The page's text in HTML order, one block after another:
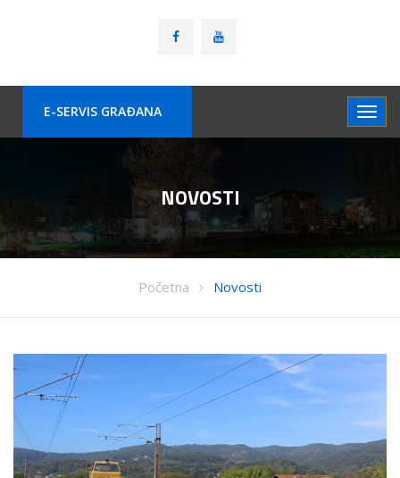
E-SERVIS GRAÐANA
NOVOSTI
Početna Novosti